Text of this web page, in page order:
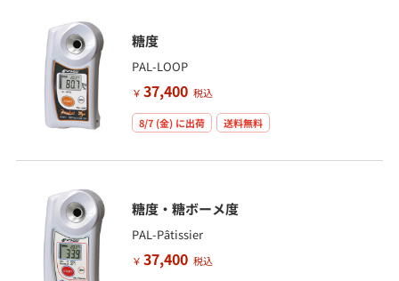
糖度
PAL-LOOP
￥ 37,400 税込
8/7 (金)に出荷 送料無料
糖度・糖ボーメ度
PAL-Pâtissier
￥ 37,400 税込